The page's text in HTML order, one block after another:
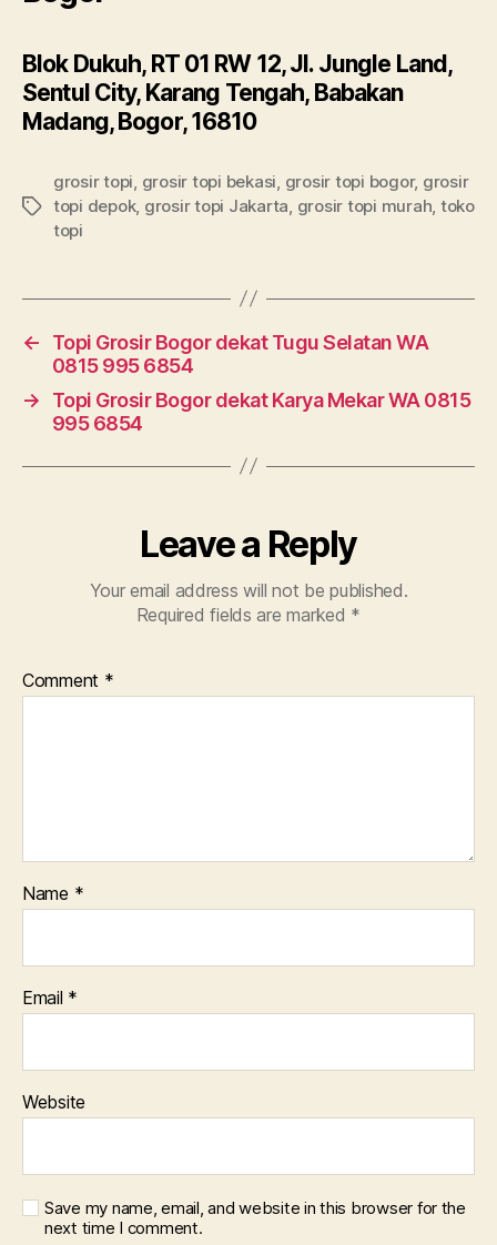
Blok Dukuh, RT 01 RW 12, Jl. Jungle Land,
Sentul City, Karang Tengah, Babakan
Madang, Bogor, 16810
Tags
grosir topi grosir topi bekasi grosir topi bogor, grosir
topi depok, grosir topi Jakarta grosir topi murah toko
topi
←
Topi Grosir Bogor dekat Tugu Selatan WA
0815 995 6854
→
Topi Grosir Bogor dekat Karya Mekar WA 0815
995 6854
Leave a Reply
Your email address will not be published.
Required fields are marked *
Comment *
Name *
Email *
Website
Save my name, email, and website in this browser for the
next time I comment.